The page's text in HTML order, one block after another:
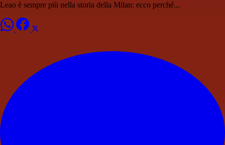
Leao è sempre più nella storia della Milan: ecco perché...